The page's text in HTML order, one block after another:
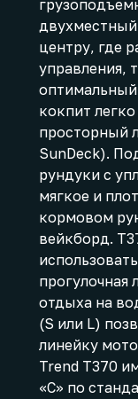
центру, где
управления,
кокпит
просторный
SunDeck).
рундуки с
мягкое и
кормовом
вейкборд.
прогулочная
отдыха на
(S или L)
линейку
Trend T370
«С» по